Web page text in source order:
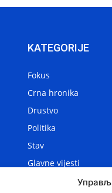
KATEGORIJE
Fokus
Crna hronika
Drustvo
Politika
Stav
Glavne vijesti
Lokalne vijesti